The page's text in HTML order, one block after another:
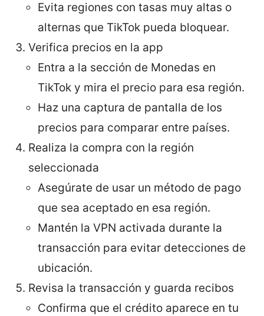
Evita regiones con tasas muy altas o
alternas que TikTok pueda bloquear.
Verifica precios en la app
Entra a la sección de Monedas en
TikTok y mira el precio para esa región.
Haz una captura de pantalla de los
precios para comparar entre países.
Realiza la compra con la región
seleccionada
Asegúrate de usar un método de pago
que sea aceptado en esa región.
Mantén la VPN activada durante la
transacción para evitar detecciones de
ubicación.
Revisa la transacción y guarda recibos
Confirma que el crédito aparece en tu